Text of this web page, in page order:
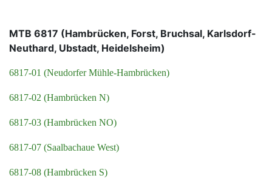
MTB 6817 (Hambrücken, Forst, Bruchsal, Karlsdorf-
Neuthard, Ubstadt, Heidelsheim)
6817-01 (Neudorfer Mühle-Hambrücken)
6817-02 (Hambrücken N)
6817-03 (Hambrücken NO)
6817-07 (Saalbachaue West)
6817-08 (Hambrücken S)